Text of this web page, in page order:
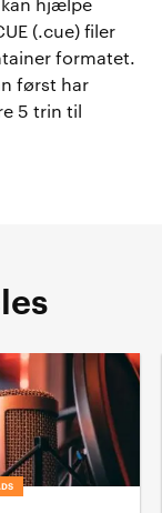
kan hjælpe
(.cue) filer
formatet.
først har
5 trin til